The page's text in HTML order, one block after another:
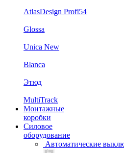
AtlasDesign Profi54
Glossa
Unica New
Blanca
Этюд
MultiTrack
Монтажные
коробки
Силовое
оборудование
Автоматические